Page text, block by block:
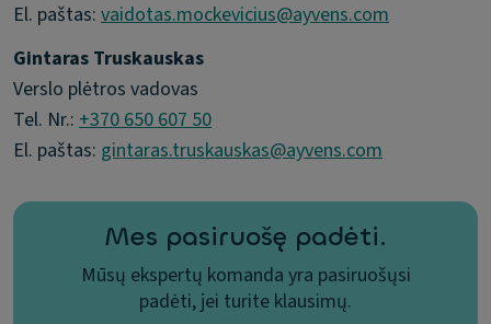
El. paštas: vaidotas.mockevicius@ayvens.com
Gintaras Truskauskas
Verslo plėtros vadovas
Tel. Nr.: +370 650 607 50
El. paštas: gintaras.truskauskas@ayvens.com
Mes pasiruošę padėti.
Mūsų ekspertų komanda yra pasiruošųsi
padėti, jei turite klausimų.